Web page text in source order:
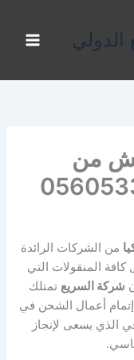
الدولي
من
من الشركات الرائدة
المنقولات التي
شركة السريع تمتلك
أعمال الشحن في
الذي يسعى لإنجاز